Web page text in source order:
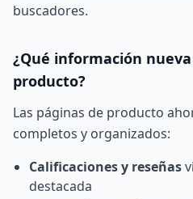
buscadores.
¿Qué información
producto?
Las páginas de producto
completos y organizados:
Calificaciones y reseñas
destacada